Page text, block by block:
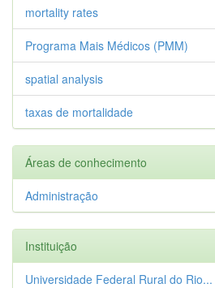
mortality rates
Programa Mais Médicos (PMM)
spatial analysis
taxas de mortalidade
Áreas de conhecimento
Administração
Instituição
Universidade Federal Rural do Rio...